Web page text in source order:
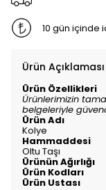
10 gün içinde
Ürün Açıklaması
Ürün Özellikleri
Ürünlerimizin
belgeleriyle
Ürün
Kolye
Oltu Taşı
Ürünün
Ürün
Ürün